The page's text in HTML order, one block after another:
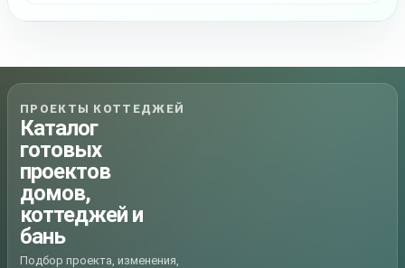
ПРОЕКТЫ КОТТЕДЖЕЙ
Каталог
готовых
проектов
домов,
коттеджей и
бань
Подбор проекта, изменения,